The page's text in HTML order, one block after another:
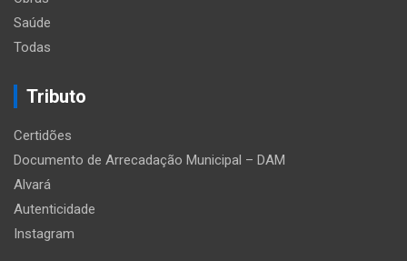
Saúde
Todas
Tributo
Certidões
Documento de Arrecadação Municipal – DAM
Alvará
Autenticidade
Instagram